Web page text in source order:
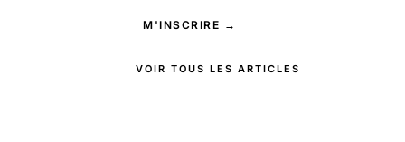
M'INSCRIRE →
VOIR TOUS LES ARTICLES